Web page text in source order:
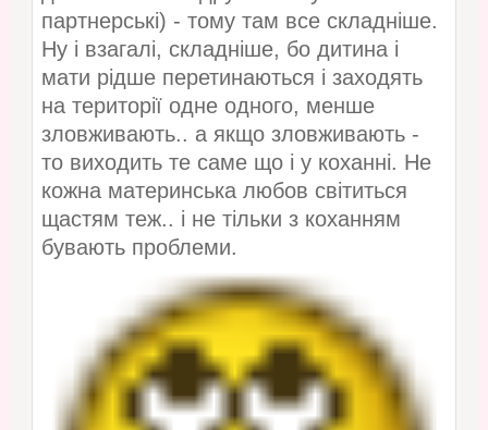
партнерські) - тому там все складніше.
Ну і взагалі, складніше, бо дитина і
мати рідше перетинаються і заходять
на території одне одного, менше
зловживають.. а якщо зловживають -
то виходить те саме що і у коханні. Не
кожна материнська любов світиться
щастям теж.. і не тільки з коханням
бувають проблеми.